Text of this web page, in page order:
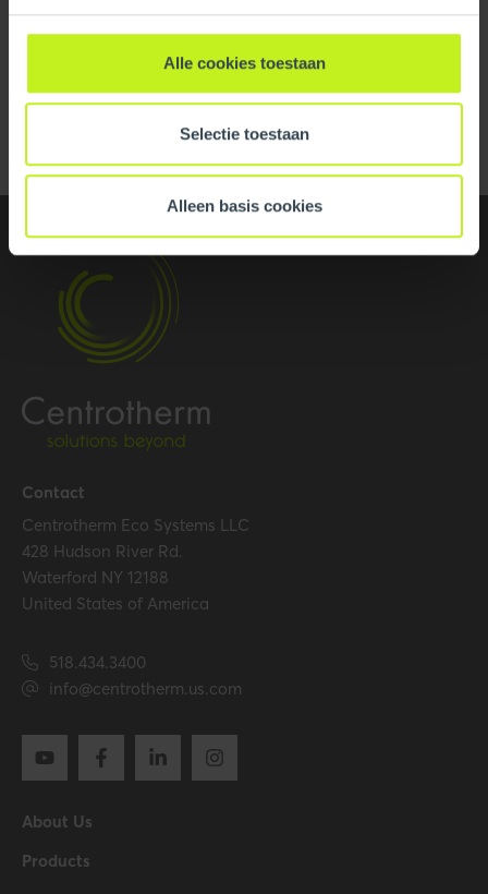
Alle cookies toestaan
Selectie toestaan
Alleen basis cookies
View all specifications
Logistical
7326908600
Base unit packaging Unpacked
Number per packaging 1
Certification
Certificates (US/CAN)
Hide all specifications
Back to overview
Contact
Centrotherm Eco Systems LLC
428 Hudson River Rd.
Waterford NY 12188
United States of America
518.434.3400
info@centrotherm.us.com
About Us
Products